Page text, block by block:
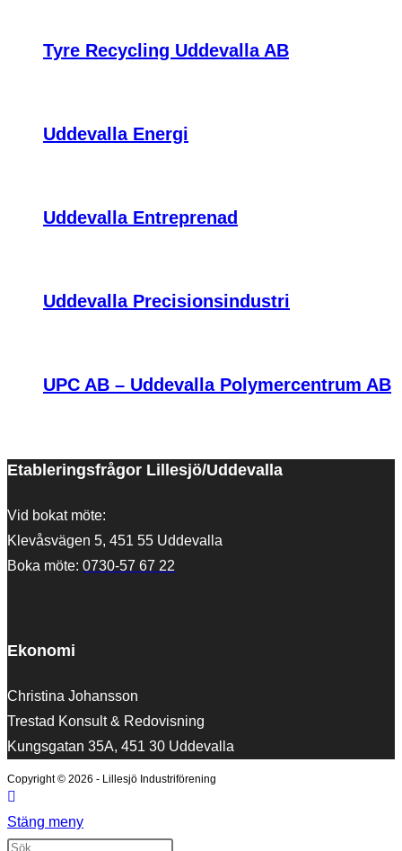
Tyre Recycling Uddevalla AB
Uddevalla Energi
Uddevalla Entreprenad
Uddevalla Precisionsindustri
UPC AB – Uddevalla Polymercentrum AB
Etableringsfrågor Lillesjö/Uddevalla
Vid bokat möte:
Klevåsvägen 5, 451 55 Uddevalla
Boka möte: 0730-57 67 22
Ekonomi
Christina Johansson
Trestad Konsult & Redovisning
Kungsgatan 35A, 451 30 Uddevalla
Copyright © 2026 - Lillesjö Industriförening
Stäng meny